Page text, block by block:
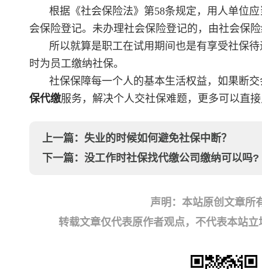
根据《社会保险法》第58条规定，用人单位
会保险登记。未办理社会保险登记的，由社会保
所以就算是职工在试用期间也是有享受社保
时为员工缴纳社保。
社保保障每一个人的基本生活权益，如果断
保代缴服务，解决个人交社保难题，更多可以直
上一篇： 失业的时候如何避免社保中断？
下一篇： 没工作时社保找代缴公司缴纳可以吗?
声明：本站原创文章所
转载文章仅代表原作者观点，不代表本站